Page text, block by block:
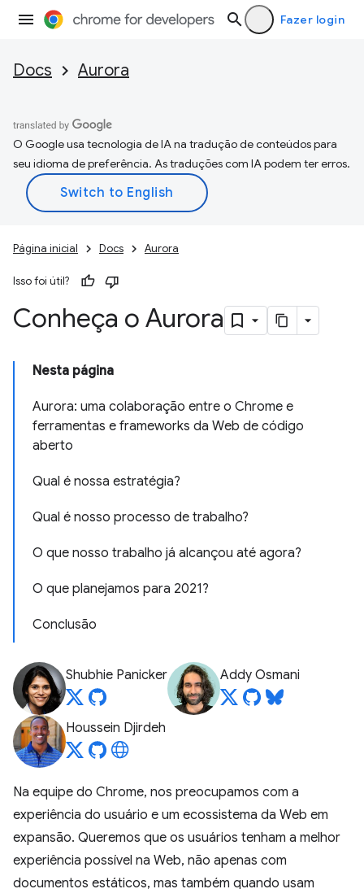
Fazer login
Docs Aurora
O Google usa tecnologia de IA na tradução de conteúdos para
seu idioma de preferência. As traduções com IA podem ter erros.
Página inicial Docs Aurora
Isso foi útil?
Conheça o Aurora
Nesta página
Aurora: uma colaboração entre o Chrome e
ferramentas e frameworks da Web de código
aberto
Qual é nossa estratégia?
Qual é nosso processo de trabalho?
O que nosso trabalho já alcançou até agora?
O que planejamos para 2021?
Conclusão
Shubhie Panicker Addy Osmani
Houssein Djirdeh
Na equipe do Chrome, nos preocupamos com a
experiência do usuário e um ecossistema da Web em
expansão. Queremos que os usuários tenham a melhor
experiência possível na Web, não apenas com
documentos estáticos, mas também quando usam